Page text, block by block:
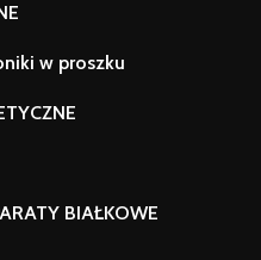
w proszku
BIAŁKOWE